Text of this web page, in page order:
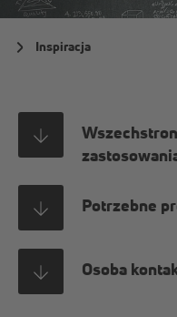
Inspiracja
Potrzebne
Osoba